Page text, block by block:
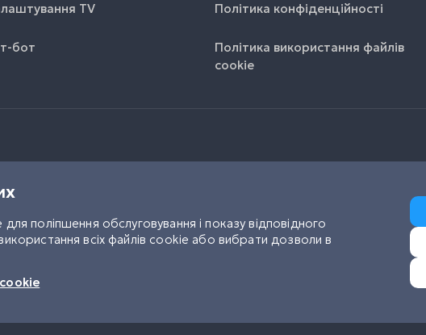
TV
бот
Політика конфіденційності
Політика використання файлів
cookie
поліпшення обслуговування і показу відповідного
всіх файлів cookie або вибрати дозволи в